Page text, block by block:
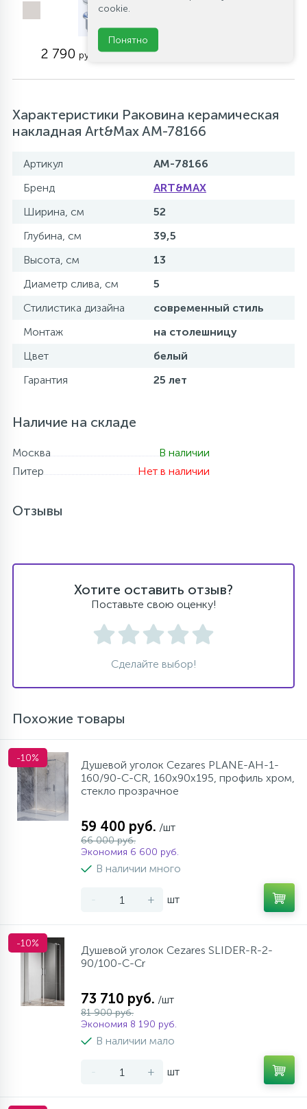
2 790 руб.
Характеристики Раковина керамическая
накладная Art&Max AM-78166
Артикул
AM-78166
Бренд
ART&MAX
Ширина, см
52
Глубина, см
39,5
Высота, см
13
Диаметр слива, см
5
Стилистика дизайна
современный стиль
Монтаж
на столешницу
Цвет
белый
Гарантия
25 лет
Наличие на складе
Москва
В наличии
Питер
Нет в наличии
Отзывы
Хотите оставить отзыв?
Поставьте свою оценку!
Сделайте выбор!
Похожие товары
-10%
Душевой уголок Cezares PLANE-AH-1-
160/90-C-CR, 160х90х195, профиль хром,
стекло прозрачное
59 400 руб. /шт
66 000 руб.
Экономия 6 600 руб.
В наличии много
- + шт
-10%
Душевой уголок Cezares SLIDER-R-2-
90/100-C-Cr
73 710 руб. /шт
81 900 руб.
Экономия 8 190 руб.
В наличии мало
- + шт
cookie.
Понятно